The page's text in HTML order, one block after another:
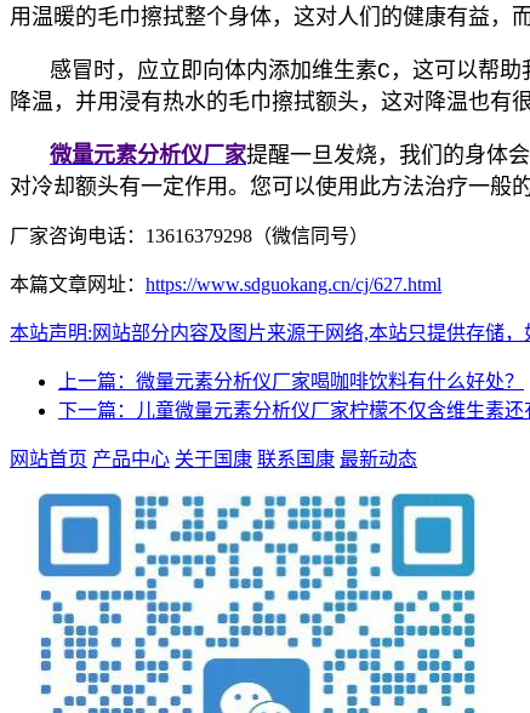
用温暖的毛巾擦拭整个身体，这对人们的健康有益，
感冒时，应立即向体内添加维生素C，这可以帮助
降温，并用浸有热水的毛巾擦拭额头，这对降温也有很
微量元素分析仪厂家提醒一旦发烧，我们的身体
对冷却额头有一定作用。您可以使用此方法治疗一般
厂家咨询电话：13616379298（微信同号）
本篇文章网址： https://www.sdguokang.cn/cj/627.html
本站声明:网站部分内容及图片来源于网络,本站只提供存储
上一篇：微量元素分析仪厂家喝咖啡饮料有什么好处？
下一篇：儿童微量元素分析仪厂家柠檬不仅含维生素还
网站首页 产品中心 关于国康 联系国康 最新动态